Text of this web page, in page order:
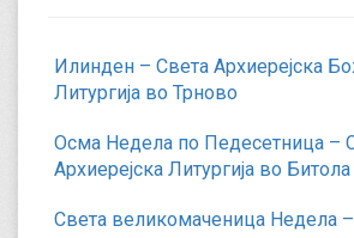
Илинден – Света Архиерејска
Литургија во Трново
Осма Недела по Педесетница –
Архиерејска Литургија во Битола
Света великомаченица Недела